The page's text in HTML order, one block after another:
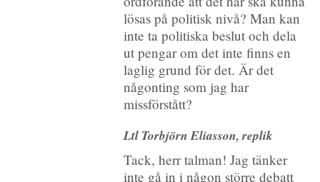
lösas på politisk nivå? Man kan
inte ta politiska beslut och dela
ut pengar om det inte finns en
laglig grund för det. Är det
någonting som jag har
missförstått?
Ltl Torbjörn Eliasson, replik
Tack, herr talman! Jag tänker
inte gå in i någon större debatt